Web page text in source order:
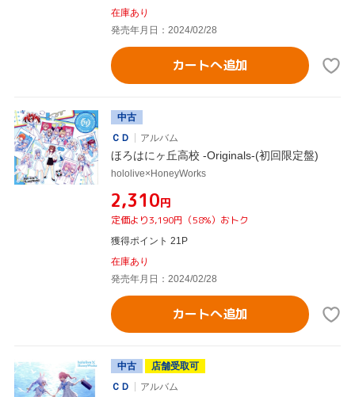
在庫あり
発売年月日：2024/02/28
カートへ追加
中古
ＣＤ
アルバム
ほろはにヶ丘高校 -Originals-(初回限定盤)
hololive×HoneyWorks
¥2,310円
定価より3,190円（58%）おトク
獲得ポイント 21P
在庫あり
発売年月日：2024/02/28
カートへ追加
中古
店舗受取可
ＣＤ
アルバム